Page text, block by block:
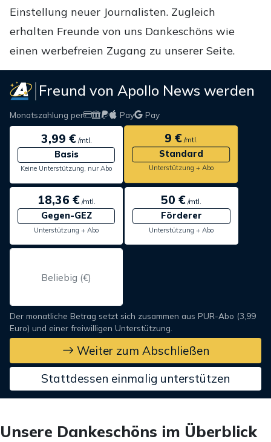
Einstellung neuer Journalisten. Zugleich
erhalten Freunde von uns Dankeschöns wie
einen werbefreien Zugang zu unserer Seite.
Freund von Apollo News werden
Monatszahlung per Pay Pay
3,99 €/mtl.
Basis
Keine Unterstützung, nur Abo
9 €/mtl.
Standard
Unterstützung + Abo
18,36 €/mtl.
Gegen-GEZ
Unterstützung + Abo
50 € /mtl.
Förderer
Unterstützung + Abo
Der monatliche Betrag setzt sich zusammen aus PUR-Abo (3,99
Euro) und einer freiwilligen Unterstützung.
Weiter zum Abschließen
Stattdessen einmalig unterstützen
Unsere Dankeschöns im Überblick